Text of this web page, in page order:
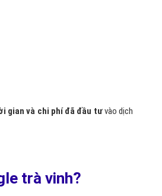
gian và chi phí đã đầu tưvào dịch
trà vinh?